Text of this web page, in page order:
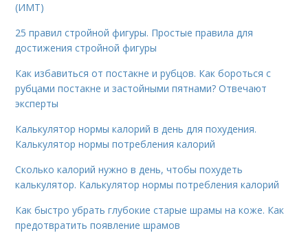
(ИМТ)
25 правил стройной фигуры. Простые правила для
достижения стройной фигуры
Как избавиться от постакне и рубцов. Как бороться с
рубцами постакне и застойными пятнами? Отвечают
эксперты
Калькулятор нормы калорий в день для похудения.
Калькулятор нормы потребления калорий
Сколько калорий нужно в день, чтобы похудеть
калькулятор. Калькулятор нормы потребления калорий
Как быстро убрать глубокие старые шрамы на коже. Как
предотвратить появление шрамов